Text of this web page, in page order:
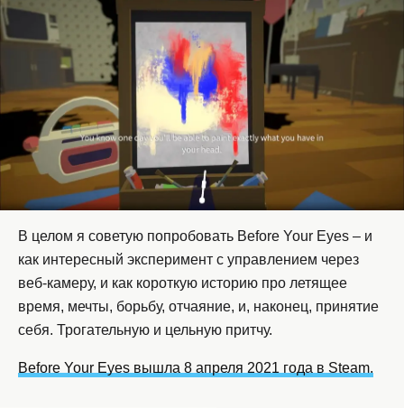
В целом я советую попробовать Before Your Eyes – и
как интересный эксперимент с управлением через
веб-камеру, и как короткую историю про летящее
время, мечты, борьбу, отчаяние, и, наконец, принятие
себя. Трогательную и цельную притчу.
Before Your Eyes вышла 8 апреля 2021 года в Steam.